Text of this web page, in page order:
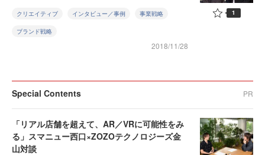
クリエイティブ インタビュー／事例 事業戦略
ブランド戦略
2018/11/28
1
Special Contents PR
「リアル店舗を超えて、AR／VRに可能性をみ
る」スマニュー西口×ZOZOテクノロジーズ金
山対談